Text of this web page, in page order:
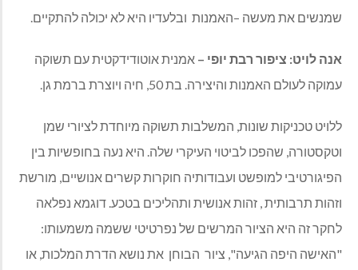
שמנשים את מעשה –האמנות ובלעדיו היא לא יכולה להתקיים.
אנה לויט: ציפור רבת יופי – אמנית אוטודידקטית עם תשוקה
עמוקה לעולם האמנות והיצירה. בת חיה ויוצרת ברמת גן.
ללויט טכניקות שונות, המשלבות תשוקה מיוחדת לציורי שמן
וטקסטורה, שהפכו לביטוי העיקרי שלה. היא נעה בחופשיות בין
הפיגורטיבי למופשט ועבודותיה חוקרות קשרים אנושיים, מורשת
וזהות תרבותית, זהות אנושית ותהליכים בטכע. דוגמא נפלאה
לחקר זה היא הציור המרשים של נפרטיטי ששמה משמעותו:
"האישה היפה הגיעה", ציור הבוחן את נושא הדרת המלכות, או